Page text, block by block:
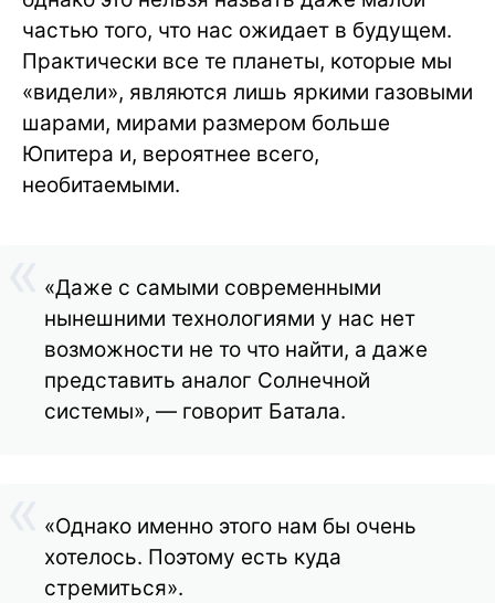
частью того, что нас ожидает в будущем.
Практически все те планеты, которые мы
«видели», являются лишь яркими газовыми
шарами, мирами размером больше
Юпитера и, вероятнее всего,
необитаемыми.
«Даже с самыми современными
нынешними технологиями у нас нет
возможности не то что найти, а даже
представить аналог Солнечной
системы», — говорит Батала.
«Однако именно этого нам бы очень
хотелось. Поэтому есть куда
стремиться».